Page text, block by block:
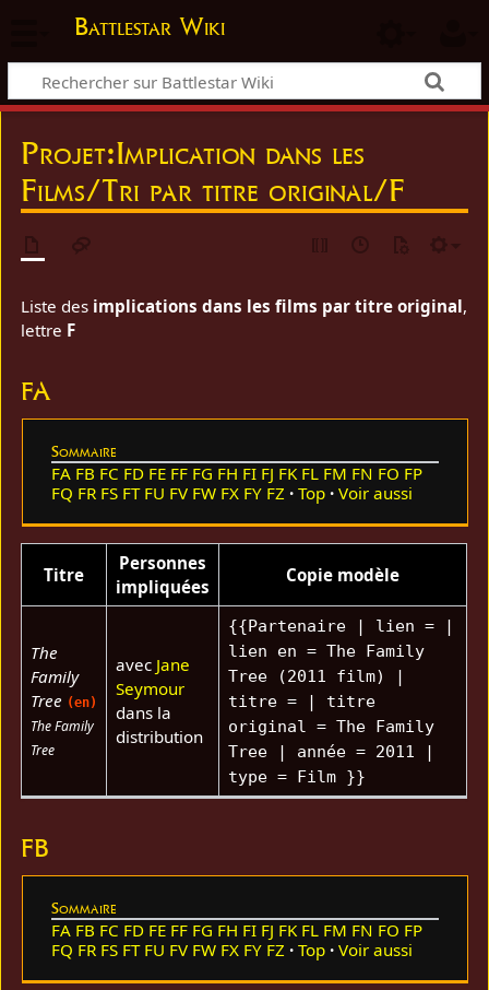
Battlestar Wiki
Projet:Implication dans les
Films/Tri par titre original/F
Liste des implications dans les films par titre original,
lettre F
FA
Sommaire
FA FB FC FD FE FF FG FH FI FJ FK FL FM FN FO FP
FQ FR FS FT FU FV FW FX FY FZ Top Voir aussi
Titre
Personnes
impliquées
Copie modèle
The
Family
Tree (en)
The Family
Tree
avec Jane
Seymour
dans la
distribution
{{Partenaire | lien = |
lien en = The Family
Tree (2011 film) |
titre = | titre
original = The Family
Tree | année = 2011 |
type = Film }}
FB
Sommaire
FA FB FC FD FE FF FG FH FI FJ FK FL FM FN FO FP
FQ FR FS FT FU FV FW FX FY FZ Top Voir aussi